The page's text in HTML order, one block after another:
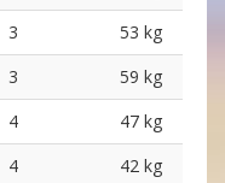
3
53 kg
3
59 kg
4
47 kg
4 42 kg